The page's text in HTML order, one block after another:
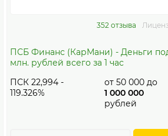
352 отзыва
ПСБ Финанс (КарМани) - Деньги
млн. рублей всего за 1 час
ПСК 22,994 -
119.326%
от 50 000 до
1 000 000
рублей